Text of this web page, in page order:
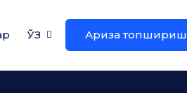
ЎЗ Ариза топшириш